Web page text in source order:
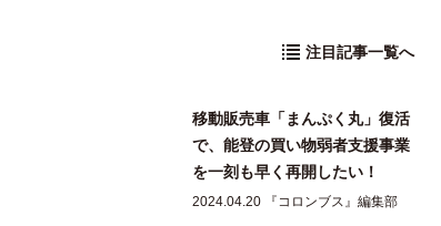
注目記事一覧へ
移動販売車「まんぷく丸」復活
で、能登の買い物弱者支援事業
を一刻も早く再開したい！
2024.04.20 『コロンブス』編集部